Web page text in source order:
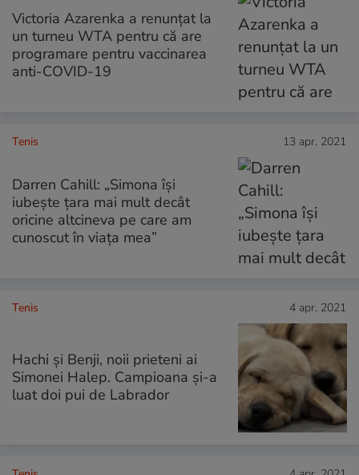
Victoria Azarenka a renunțat la
un turneu WTA pentru că are
programare pentru vaccinarea
anti-COVID-19
Tenis 13 apr. 2021
Darren Cahill: „Simona îşi
iubeşte ţara mai mult decât
oricine altcineva pe care am
cunoscut în viaţa mea”
Tenis 4 apr. 2021
Hachi și Benji, noii prieteni ai
Simonei Halep. Campioana și-a
luat doi pui de Labrador